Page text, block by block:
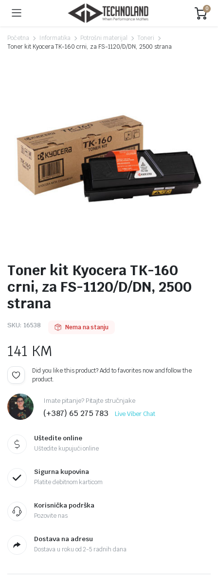
0
Početna Informatika Potrošni materijal
Toneri
Toner kit Kyocera TK-160 crni, za FS-1120/D/DN, 2500 strana
Toner kit Kyocera TK-160
crni, za FS-1120/D/DN, 2500
strana
SKU: 16538 Nema na stanju
141 KM
Did you like this product? Add to favorites now and follow the
product.
Imate pitanje? Pitajte stručnjake
(+387) 65 275 783 Live Viber Chat
Uštedite online
Uštedite kupujući online
Sigurna kupovina
Platite debitnom karticom
Korisnička podrška
Pozovite nas
Dostava na adresu
Dostava u roku od 2-5 radnih dana